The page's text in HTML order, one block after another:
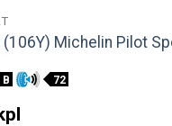
Michelin Pilot
B 72